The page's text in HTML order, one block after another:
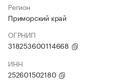
Регион
Приморский край
ОГРНИП
318253600114668
ИНН
252601502180